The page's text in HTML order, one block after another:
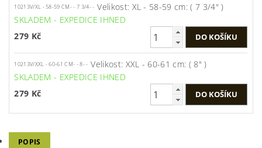
10213V/XL - 58-59 CM- - 7 3/4- - Velikost: XL - 58-59 cm: ( 7 3/4" )
SKLADEM - EXPEDICE IHNED
279 Kč
10213V/XXL - 60-61 CM- - 8- - Velikost: XXL - 60-61 cm: ( 8" )
SKLADEM - EXPEDICE IHNED
279 Kč
POPIS